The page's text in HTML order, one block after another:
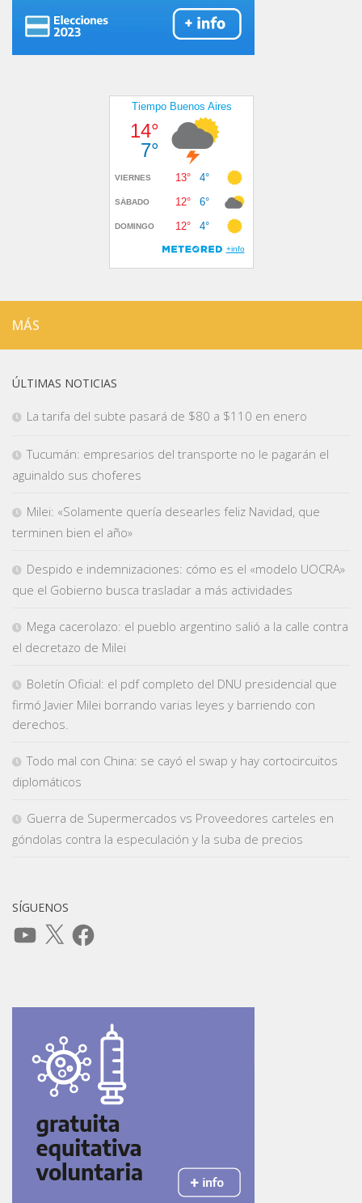
MÁS
ÚLTIMAS NOTICIAS
La tarifa del subte pasará de $80 a $110 en enero
Tucumán: empresarios del transporte no le pagarán el
aguinaldo sus choferes
Milei: «Solamente quería desearles feliz Navidad, que
terminen bien el año»
Despido e indemnizaciones: cómo es el «modelo UOCRA»
que el Gobierno busca trasladar a más actividades
Mega cacerolazo: el pueblo argentino salió a la calle contra
el decretazo de Milei
Boletín Oficial: el pdf completo del DNU presidencial que
firmó Javier Milei borrando varias leyes y barriendo con
derechos.
Todo mal con China: se cayó el swap y hay cortocircuitos
diplomáticos
Guerra de Supermercados vs Proveedores carteles en
góndolas contra la especulación y la suba de precios
SÍGUENOS
YouTube
X Facebook